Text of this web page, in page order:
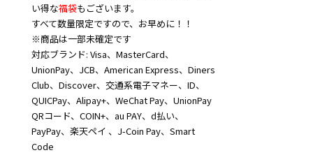
い得な福袋もございます。
すべて数量限定ですので、お早めに！！
※商品は一部未確定です
対応ブランド: Visa、MasterCard、
UnionPay、JCB、American Express、Diners
Club、Discover、交通系電子マネー、ID、
QUICPay、Alipay+、WeChat Pay、UnionPay
QRコード、COIN+、au PAY、d払い、
PayPay、楽天ペイ 、J-Coin Pay、Smart
Code